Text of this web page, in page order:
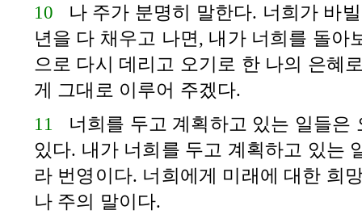
10 나 주가 분명히 말한다. 너희가 바
년을 다 채우고 나면, 내가 너희를 돌아
으로 다시 데리고 오기로 한 나의 은혜
게 그대로 이루어 주겠다.
11 너희를 두고 계획하고 있는 일들은
있다. 내가 너희를 두고 계획하고 있는
라 번영이다. 너희에게 미래에 대한 희
나 주의 말이다.